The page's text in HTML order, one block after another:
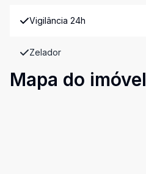
Vigilância 24h
Zelador
Mapa do imóvel